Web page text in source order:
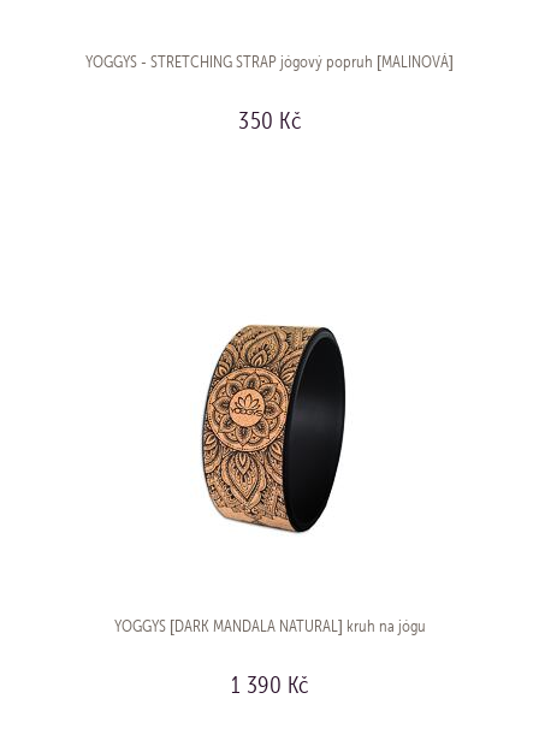
YOGGYS - STRETCHING STRAP jógový popruh [MALINOVÁ]
350 Kč
YOGGYS [DARK MANDALA NATURAL] kruh na jógu
1 390 Kč